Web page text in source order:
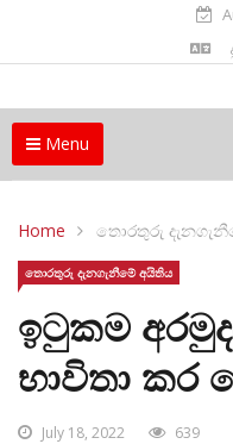
Menu
Home තොරතුරු
තොරතුරු දැනගැනීමේ අයිතිය
ඉටුකම
භාවිතා කර
July 18, 2022 639